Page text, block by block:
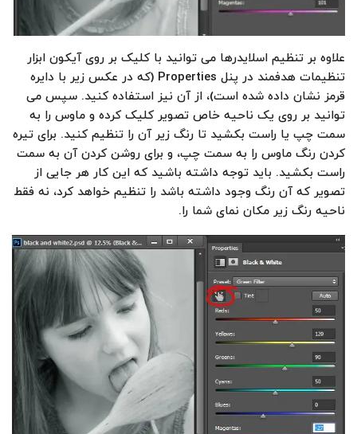
علاوه بر تنظیم اسلایدرها می توانید با کلیک بر روی آیکون ابزار
تنظیمات هدفمند در پنل Properties (که در عکس زیر با دایره
قرمز نشان داده شده است)، از آن نیز استفاده کنید. سپس می
توانید بر روی یک ناحیه خاص تصویر کلیک کرده و ماوس را به
سمت چپ یا راست بکشید تا رنگ زیر آن را تنظیم کنید. برای تیره
کردن رنگ ماوس را به سمت چپ، و برای روشن کردن آن به سمت
راست بکشید. باید توجه داشته باشید که این کار هر جایی از
تصویر که آن رنگ وجود داشته باشد را تنظیم خواهد کرد، نه فقط
ناحیه رنگ زیر مکان نمای شما را.